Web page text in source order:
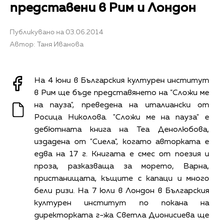
представени в Рим и Лондон
Публикувано на 03.06.2014
Автор: Таня Иванова
На 4 юни в Българския културен институт
в Рим ще бъде представянето на "Сложи ме
на пауза", преведена на италиански от
Росица Николова. "Сложи ме на пауза" е
дебютната книга на Теа Денолюбова,
издадена от "Сиела", когато авторката е
едва на 17 г. Книгата е смес от поезия и
проза, разказваща за морето, Варна,
пристанищата, къщите с капаци и много
бели ризи. На 7 юли в Лондон в Българския
културен институт по покана на
директорката г-жа Светла Дионисиева ще